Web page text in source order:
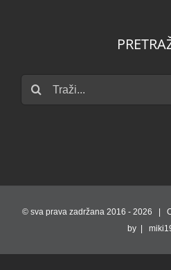
Traži...
© sva prava zadržana 2016 - 2026 |
by |